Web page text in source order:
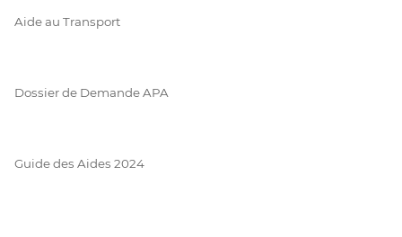
Aide au Transport
Dossier de Demande APA
Guide des Aides 2024